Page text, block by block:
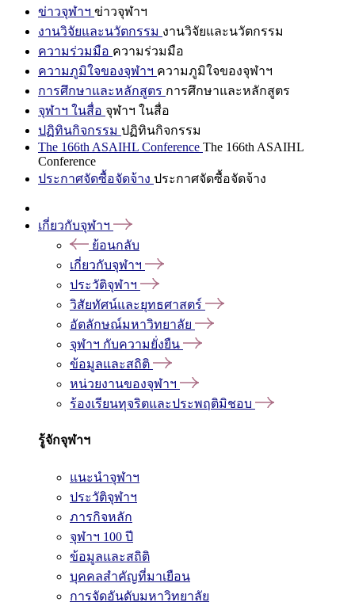
ข่าวจุฬาฯ ข่าวจุฬาฯ
งานวิจัยและนวัตกรรม งานวิจัยและนวัตกรรม
ความร่วมมือ ความร่วมมือ
ความภูมิใจของจุฬาฯ ความภูมิใจของจุฬาฯ
การศึกษาและหลักสูตร การศึกษาและหลักสูตร
จุฬาฯ ในสื่อ จุฬาฯ ในสื่อ
ปฏิทินกิจกรรม ปฏิทินกิจกรรม
The 166th ASAIHL Conference The 166th ASAIHL
Conference
ประกาศจัดซื้อจัดจ้าง ประกาศจัดซื้อจัดจ้าง
เกี่ยวกับจุฬาฯ
ย้อนกลับ
เกี่ยวกับจุฬาฯ
ประวัติจุฬาฯ
วิสัยทัศน์และยุทธศาสตร์
อัตลักษณ์มหาวิทยาลัย
จุฬาฯ กับความยั่งยืน
ข้อมูลและสถิติ
หน่วยงานของจุฬาฯ
ร้องเรียนทุจริตและประพฤติมิชอบ
รู้จักจุฬาฯ
แนะนำจุฬาฯ
ประวัติจุฬาฯ
ภารกิจหลัก
จุฬาฯ 100 ปี
ข้อมูลและสถิติ
บุคคลสำคัญที่มาเยือน
การจัดอันดับมหาวิทยาลัย